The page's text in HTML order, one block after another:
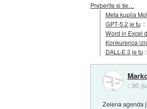
Preberite si še…
Meta kupila
GPT-5.2 je tu ::
Word in Excel
Konkurenca
DALL-E 3 je tu ::
::30.
Zelena agenda